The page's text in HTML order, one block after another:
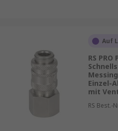
Auf
RS
Einzel-
mit
RS Best.-